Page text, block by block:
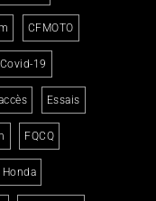
CFMOTO
Covid-19
Essais
FQCQ
Honda